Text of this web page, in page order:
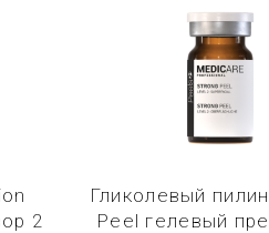
2
Купить в 1
Гликолевый
Peel гелевый